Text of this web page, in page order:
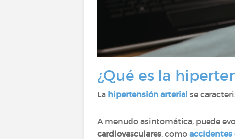
¿Qué es la
La hipertensión arterial se
A menudo asintomática, puede
cardiovasculares, como accidentes